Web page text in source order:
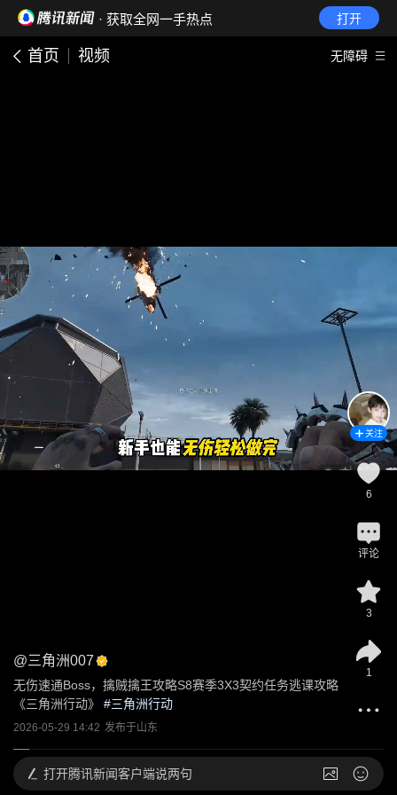
· 获取全网一手热点 打开
首页 视频 无障碍
@三角洲007
无伤速通Boss，擒贼擒王攻略S8赛季3X3契约任务逃课攻略
《三角洲行动》
#三角洲行动
2026-05-29 14:42 发布于山东
关注
6
评论
3
1
打开腾讯新闻客户端说两句